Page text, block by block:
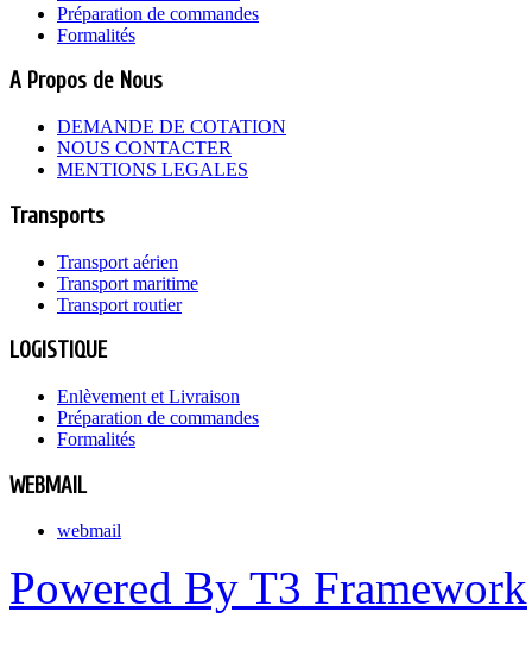
Préparation de commandes
Formalités
A Propos de Nous
DEMANDE DE COTATION
NOUS CONTACTER
MENTIONS LEGALES
Transports
Transport aérien
Transport maritime
Transport routier
LOGISTIQUE
Enlèvement et Livraison
Préparation de commandes
Formalités
WEBMAIL
webmail
Powered By T3 Framework